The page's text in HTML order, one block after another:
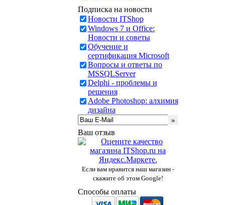
Подписка на новости
Новости ITShop
Windows 7 и Office:
Новости и советы
Обучение и
сертификация Microsoft
Вопросы и ответы по
MSSQLServer
Delphi - проблемы и
решения
Adobe Photoshop: алхимия
дизайна
Ваш отзыв
Если вам нравится наш магазин -
скажите об этом Google!
Способы оплаты